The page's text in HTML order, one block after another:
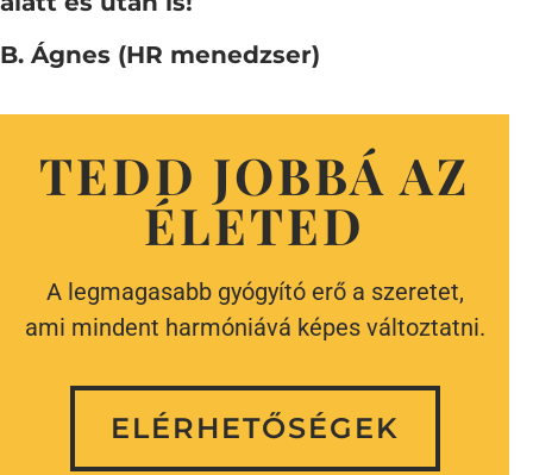
B. Ágnes (HR menedzser)
TEDD JOBBÁ AZ
ÉLETED
A legmagasabb gyógyító erő a szeretet,
ami mindent harmóniává képes változtatni.
ELÉRHETŐSÉGEK